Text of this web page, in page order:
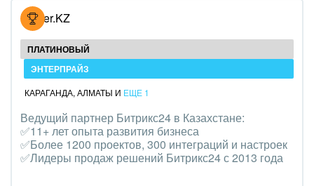
Выставки, семинары, конференции
Горнодобывающая отрасль
Досуг, туризм и отдых
Изготовление памятников и мемориальных
комплексов
Инвестиционный бизнес
Hoster.KZ
ПЛАТИНОВЫЙ
ЭНТЕРПРАЙЗ
КАРАГАНДА, АЛМАТЫ И ЕЩЕ 1
Ведущий партнер Битрикс24 в Казахстане:
✅11+ лет опыта развития бизнеса
✅Более 1200 проектов, 300 интеграций и настроек
✅Лидеры продаж решений Битрикс24 с 2013 года